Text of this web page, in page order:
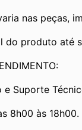
nas peças,
do produto até
e Suporte
8h00 às